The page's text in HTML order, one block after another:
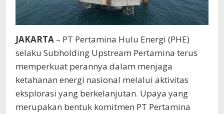
JAKARTA – PT Pertamina Hulu Energi (PHE)
selaku Subholding Upstream Pertamina terus
memperkuat perannya dalam menjaga
ketahanan energi nasional melalui aktivitas
eksplorasi yang berkelanjutan. Upaya yang
merupakan bentuk komitmen PT Pertamina